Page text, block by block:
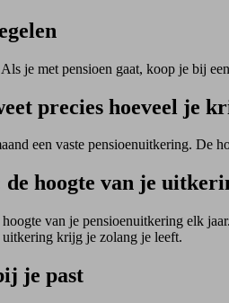
je met pensioen gaat, koop je bij
precies hoeveel je
een vaste pensioenuitkering. De
hoogte van je
van je pensioenuitkering elk
krijg je zolang je leeft.
je past